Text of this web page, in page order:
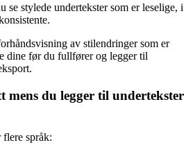
se stylede undertekster som er leselige, i
av stilendringer som er
dine før du fullfører og legger til
mens du legger til undertekster
språk: